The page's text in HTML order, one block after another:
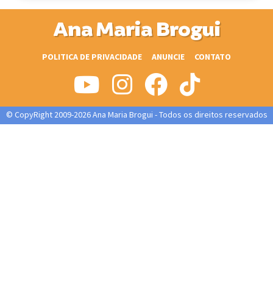
Ana Maria Brogui
POLITICA DE PRIVACIDADE ANUNCIE CONTATO
© CopyRight 2009-2026 Ana Maria Brogui - Todos os direitos reservados